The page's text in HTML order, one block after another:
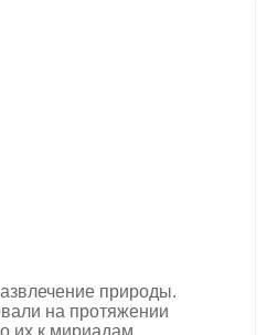
природы.
на протяжении
их к мириадам